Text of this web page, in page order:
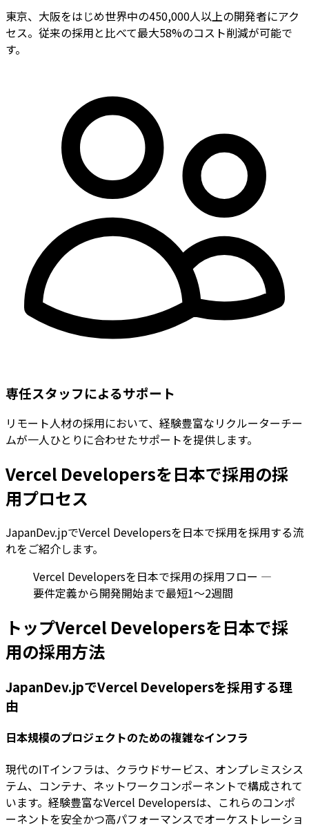
東京、大阪をはじめ世界中の450,000人以上の開発者にアク
セス。従来の採用と比べて最大58%のコスト削減が可能で
す。
専任スタッフによるサポート
リモート人材の採用において、経験豊富なリクルーターチー
ムが一人ひとりに合わせたサポートを提供します。
Vercel Developersを日本で採用の採
用プロセス
JapanDev.jpでVercel Developersを日本で採用を採用する流
れをご紹介します。
Vercel Developersを日本で採用の採用フロー —
要件定義から開発開始まで最短1〜2週間
トップVercel Developersを日本で採
用の採用方法
JapanDev.jpでVercel Developersを採用する理
由
日本規模のプロジェクトのための複雑なインフラ
現代のITインフラは、クラウドサービス、オンプレミスシス
テム、コンテナ、ネットワークコンポーネントで構成されて
います。経験豊富なVercel Developersは、これらのコンポ
ーネントを安全かつ高パフォーマンスでオーケストレーショ